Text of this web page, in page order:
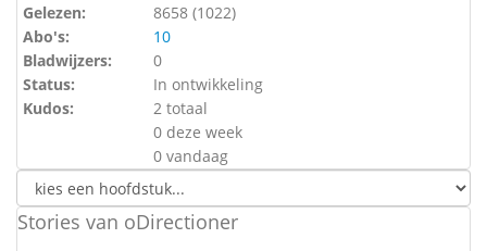
Gelezen:
8658 (1022)
Abo's:
10
Bladwijzers:
0
Status:
In ontwikkeling
Kudos:
2 totaal
0 deze week
0 vandaag
Stories van oDirectioner